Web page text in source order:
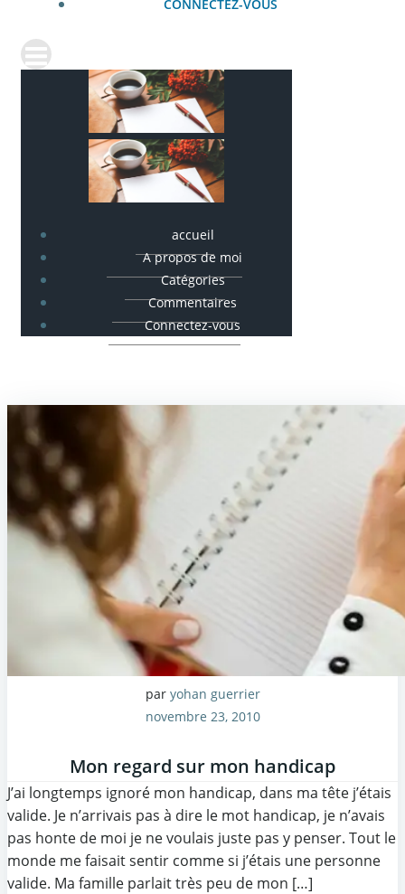
CONNECTEZ-VOUS
accueil
A propos de moi
Catégories
Commentaires
Connectez-vous
par yohan guerrier
novembre 23, 2010
Mon regard sur mon handicap
J’ai longtemps ignoré mon handicap, dans ma tête j’étais
valide. Je n’arrivais pas à dire le mot handicap, je n’avais
pas honte de moi je ne voulais juste pas y penser. Tout le
monde me faisait sentir comme si j’étais une personne
valide. Ma famille parlait très peu de mon […]